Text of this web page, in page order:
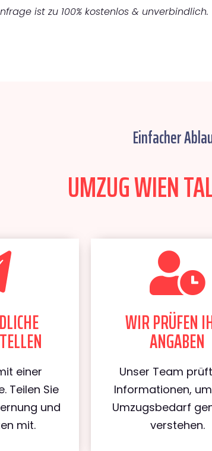
ist zu 100% kostenlos & unverbindlich.
Einfacher
UMZUG WIEN
einer
Teilen Sie
und
mit.
WIR PRÜFEN
ANGABEN
Unser Team
Informationen,
Umzugsbedarf
verstehen.